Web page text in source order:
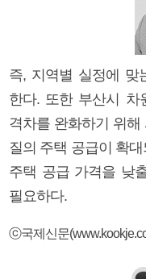
즉, 지역별 실정에 맞
한다. 또한 부산시 차
격차를 완화하기 위
질의 주택 공급이 확
주택 공급 가격을 낮
필요하다.
ⓒ국제신문